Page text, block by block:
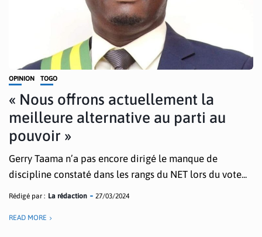
OPINION TOGO
« Nous offrons actuellement la
meilleure alternative au parti au
pouvoir »
Gerry Taama n’a pas encore dirigé le manque de
discipline constaté dans les rangs du NET lors du vote...
Rédigé par : La rédaction 27/03/2024
READ MORE